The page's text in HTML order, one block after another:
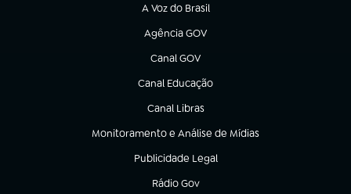
A Voz do Brasil
(abre em nova aba)
Agência GOV
(abre em nova aba)
Canal GOV
(abre em nova aba)
Canal Educação
(abre em nova aba)
Canal Libras
(abre em nova aba)
Monitoramento e Análise de Mídias
(abre em nova aba)
Publicidade Legal
(abre em nova aba)
Rádio Gov
(abre em nova aba)